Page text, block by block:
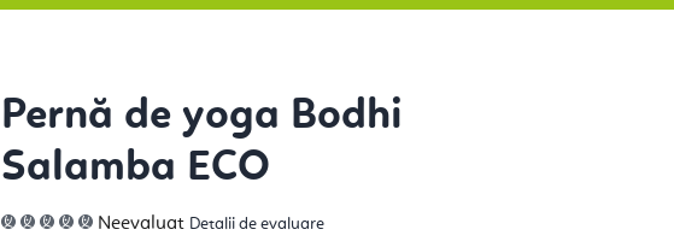
CUMPĂRĂTURI
Pernă de yoga Bodhi
Salamba ECO
Evaluarea
medie
Neevaluat Detalii de evaluare